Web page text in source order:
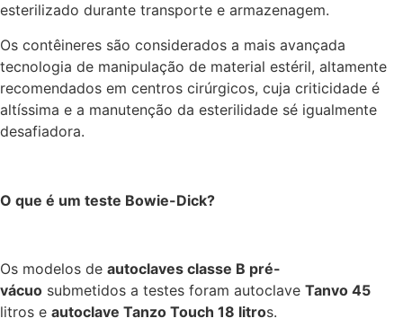
esterilizado durante transporte e armazenagem.
Os contêineres são considerados a mais avançada
tecnologia de manipulação de material estéril, altamente
recomendados em centros cirúrgicos, cuja criticidade é
altíssima e a manutenção da esterilidade sé igualmente
desafiadora.
O que é um teste Bowie-Dick?
Os modelos de autoclaves classe B pré-
vácuo submetidos a testes foram autoclave Tanvo 45
litros e autoclave Tanzo Touch 18 litros.